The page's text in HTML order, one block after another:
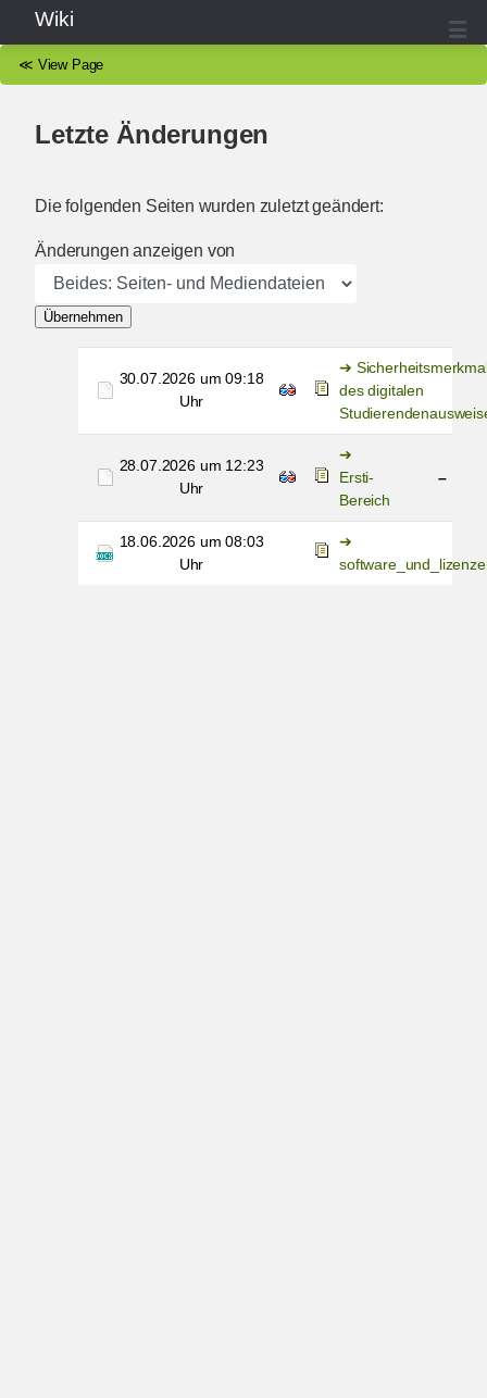
Wiki
≪ View Page
Letzte Änderungen
Die folgenden Seiten wurden zuletzt geändert:
Änderungen anzeigen von
Übernehmen
30.07.2026 um 09:18
Uhr
des digitalen
28.07.2026 um 12:23
Uhr
Ersti-
Bereich
–
18.06.2026 um 08:03
Uhr